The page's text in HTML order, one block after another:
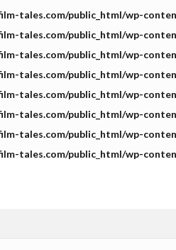
tales.com/public_html/wp-
tales.com/public_html/wp-
tales.com/public_html/wp-
tales.com/public_html/wp-
tales.com/public_html/wp-
tales.com/public_html/wp-
tales.com/public_html/wp-
tales.com/public_html/wp-